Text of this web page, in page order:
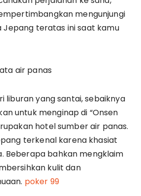
mengunjungi
Jepang teratas ini saat kamu
air panas
liburan yang santai, sebaiknya
untuk menginap di “Onsen
hotel sumber air panas.
terkenal karena khasiat
Beberapa bahkan mengklaim
kulit dan
poker 99